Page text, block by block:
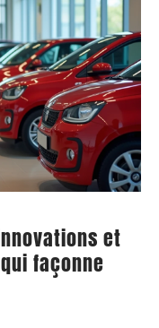
et
façonne